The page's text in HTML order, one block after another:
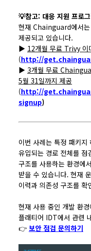
💡참고: 대응 지원 프로
현재 Chainguard에서는
제공되고 있습니다.
▶ 12개월 무료 Trivy 이
(http://
▶ 3개월 무료
5월 31일까지 제공
(http://
signup)
이번 사례는 특정 패키
유입되는 경로 전체를 점
구조를 사용하는 환경에
받을 수 있습니다. 현재
이력과 의존성 구조를 확
현재 사용 중인 개발 환
플래티어 IDT에서 관련
👉 보안 점검 문의하기